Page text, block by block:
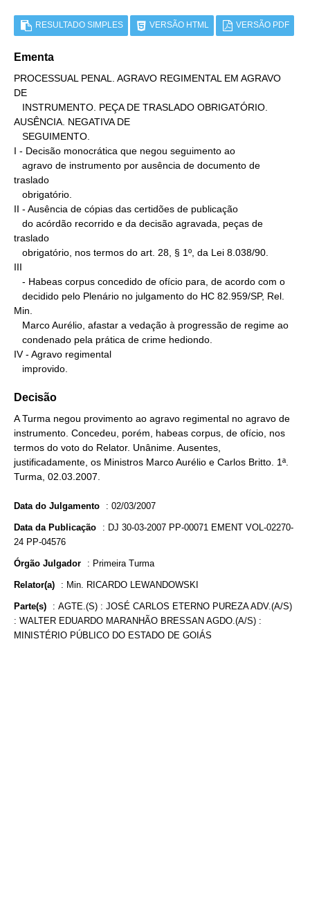
RESULTADO SIMPLES VERSÃO HTML VERSÃO PDF
Ementa
PROCESSUAL PENAL. AGRAVO REGIMENTAL EM AGRAVO
DE
AUSÊNCIA. NEGATIVA DE
I - Decisão monocrática que negou seguimento ao
traslado
II - Ausência de cópias das certidões de publicação
traslado
III
Min.
IV - Agravo regimental
   improvido.
Decisão
A Turma negou provimento ao agravo regimental no agravo de
instrumento. Concedeu, porém, habeas corpus, de ofício, nos
termos do voto do Relator. Unânime. Ausentes,
justificadamente, os Ministros Marco Aurélio e Carlos Britto. 1ª.
Turma, 02.03.2007.
Data do Julgamento : 02/03/2007
Data da Publicação : DJ 30-03-2007 PP-00071 EMENT VOL-02270-
24 PP-04576
Órgão Julgador : Primeira Turma
Relator(a) : Min. RICARDO LEWANDOWSKI
Parte(s) : AGTE.(S) : JOSÉ CARLOS ETERNO PUREZA ADV.(A/S)
: WALTER EDUARDO MARANHÃO BRESSAN AGDO.(A/S) :
MINISTÉRIO PÚBLICO DO ESTADO DE GOIÁS